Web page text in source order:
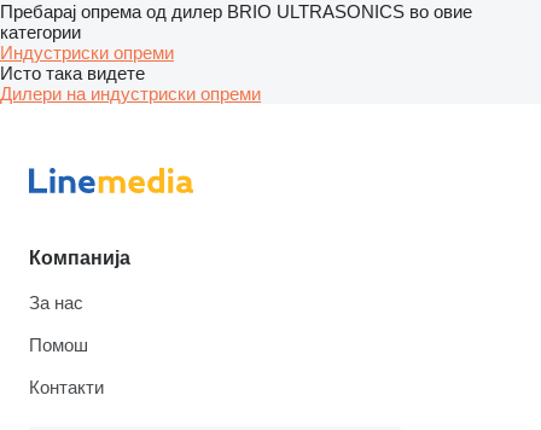
Пребарај опрема од дилер BRIO ULTRASONICS во овие
категории
Индустриски опреми
Исто така видете
Дилери на индустриски опреми
Компанија
За нас
Помош
Контакти